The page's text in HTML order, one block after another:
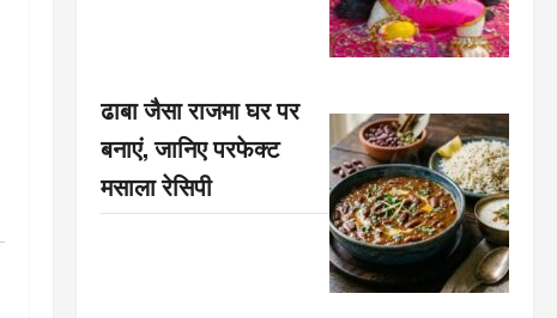
ढाबा जैसा राजमा घर पर
बनाएं, जानिए परफेक्ट
मसाला रेसिपी